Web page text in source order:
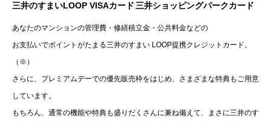
三井のすまいLOOP VISAカード 三井ショッピングパークカード
あなたのマンションの管理費・修繕積立金・公共料金などの
お支払いでポイントがたまる三井のすまい LOOP提携クレジットカード。
（※）
さらに、プレミアムデーでの優先販売枠をはじめ、さまざまな特典もご用意
しています。
もちろん、通常の機能や特典も盛りだくさんに兼ね備えて、まさに三井のす